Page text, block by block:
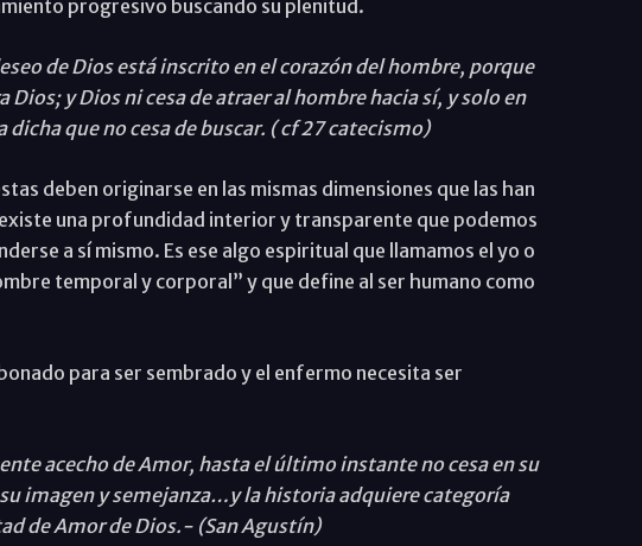
progresivo buscando su plenitud.
de Dios está inscrito en el corazón del hombre, porque
Dios; y Dios ni cesa de atraer al hombre hacia sí, y solo en
que no cesa de buscar. ( cf 27 catecismo)
deben originarse en las mismas dimensiones que las han
una profundidad interior y transparente que podemos
a sí mismo. Es ese algo espiritual que llamamos el yo o
temporal y corporal” y que define al ser humano como
para ser sembrado y el enfermo necesita ser
acecho de Amor, hasta el último instante no cesa en su
imagen y semejanza…y la historia adquiere categoría
de Amor de Dios.- (San Agustín)